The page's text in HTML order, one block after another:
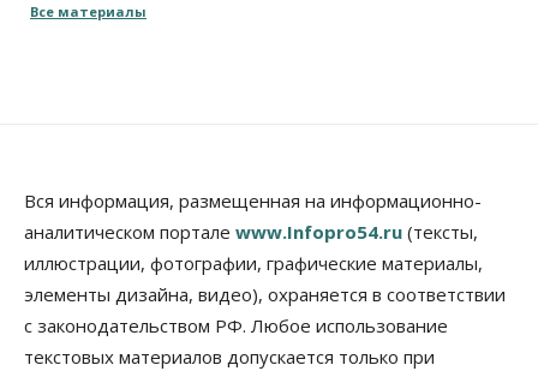
«бронировать» со школы
Авто Общество
Не катастрофа, а стресс-тест: эксперт
новосибирской сети СТО пояснил кому можно
заливать бензин Евро‑2
09 Августа 2026, 10:00
Все материалы
Вся информация, размещенная на информационно-
аналитическом портале www.Infopro54.ru (тексты,
иллюстрации, фотографии, графические материалы,
элементы дизайна, видео), охраняется в соответствии
с законодательством РФ. Любое использование
текстовых материалов допускается только при